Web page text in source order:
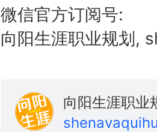
微信官方订阅号:
向阳生涯职业规划,
向阳生涯职业